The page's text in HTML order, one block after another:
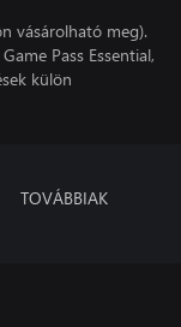
vásárolható meg).
Pass Essential,
külön
TOVÁBBIAK